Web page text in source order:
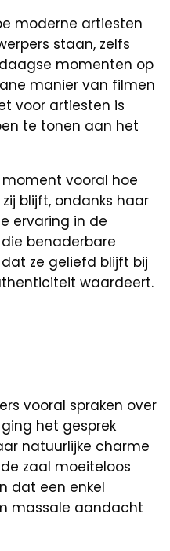
moderne artiesten
staan, zelfs
momenten op
manier van filmen
voor artiesten is
te tonen aan het
vooral hoe
blijft, ondanks haar
ervaring in de
benaderbare
ze geliefd blijft bij
waardeert.
vooral spraken over
het gesprek
natuurlijke charme
zaal moeiteloos
dat een enkel
massale aandacht